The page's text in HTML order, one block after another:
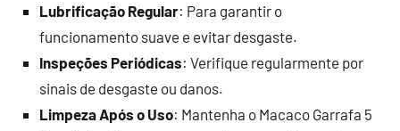
Lubrificação Regular: Para garantir o
funcionamento suave e evitar desgaste.
Inspeções Periódicas: Verifique regularmente por
sinais de desgaste ou danos.
Limpeza Após o Uso: Mantenha o Macaco Garrafa 5